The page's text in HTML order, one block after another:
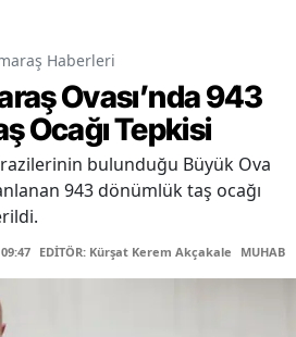
Haberleri
Ovası’nda 943
Ocağı Tepkisi
bulunduğu Büyük Ova
943 dönümlük taş ocağı
EDİTÖR: Kürşat Kerem Akçakale